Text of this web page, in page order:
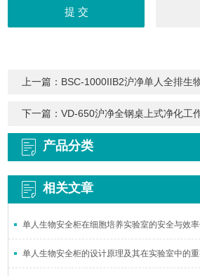
上一篇： BSC-1000IIB2沪净单人全排生
下一篇：VD-650沪净全钢桌上式净化工
产品分类
相关文章
单人生物安全柜在细胞培养实验室的安全与效
单人生物安全柜的设计原理及其在实验室中的